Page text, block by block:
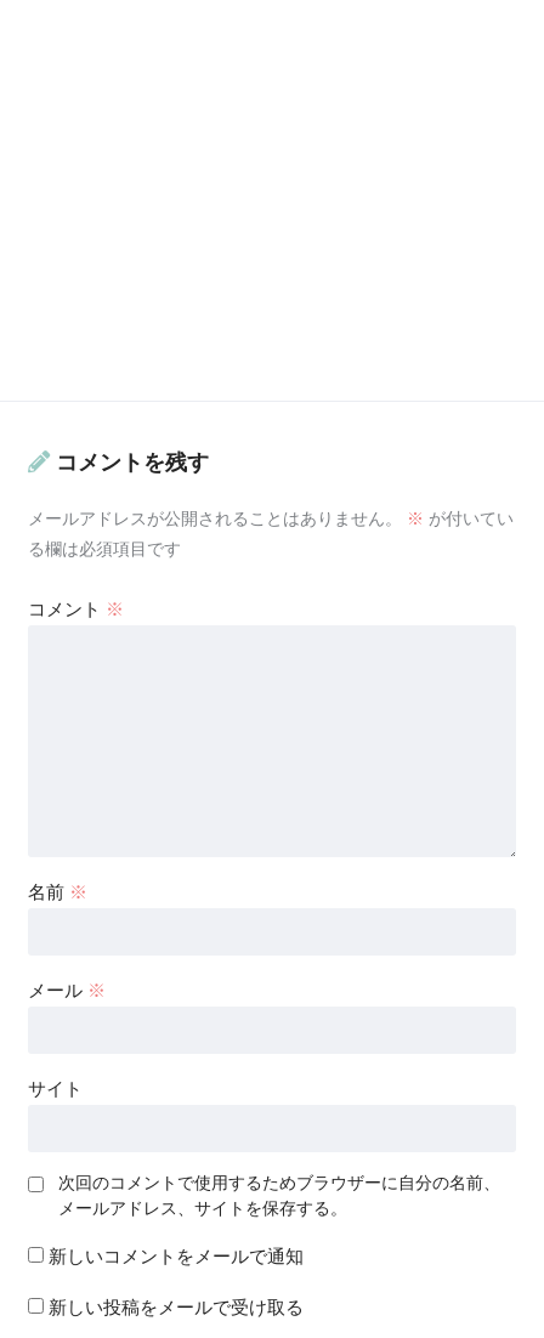
コメントを残す
メールアドレスが公開されることはありません。 ※ が付いてい
る欄は必須項目です
コメント ※
名前 ※
メール ※
サイト
次回のコメントで使用するためブラウザーに自分の名前、
メールアドレス、サイトを保存する。
新しいコメントをメールで通知
新しい投稿をメールで受け取る